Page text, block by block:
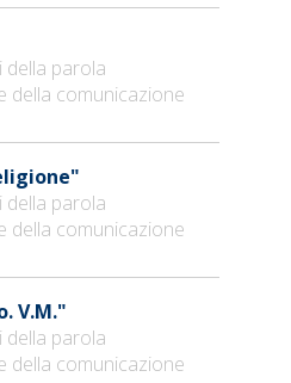
della parola
della comunicazione
della parola
della comunicazione
V.M."
della parola
della comunicazione